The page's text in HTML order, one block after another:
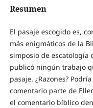
Resumen
El pasaje escogido es,
más enigmáticos de la
simposio de escatología
publicó ningún trabajo
pasaje. ¿Razones?
comentario parte de
el comentario bíblico